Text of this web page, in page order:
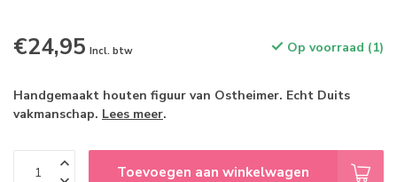
€24,95 Incl. btw Op voorraad (1)
Handgemaakt houten figuur van Ostheimer. Echt Duits
vakmanschap. Lees meer.
Toevoegen aan winkelwagen